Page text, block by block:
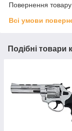
Повернення
Всі умови
Подібні товари